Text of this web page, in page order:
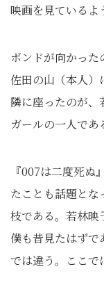
映画を見ているよ
ボンドが向かっ
佐田の山（本人
隣に座ったのが、
ガールの一人であ
『007は二度死
たことも話題と
枝である。若林映
僕も昔見たはずで
では違う。ここで